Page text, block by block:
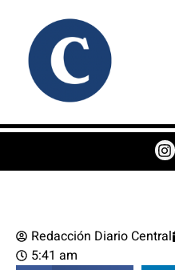
Redacción Diario Central
5:41 am